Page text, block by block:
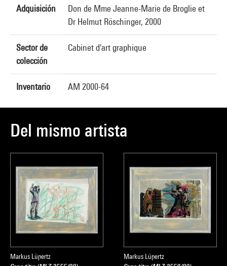
Adquisición
Don de Mme Jeanne-Marie de Broglie et
Dr Helmut Röschinger, 2000
Sector de
colección
Cabinet d'art graphique
Inventario AM 2000-64
Del mismo artista
Markus Lüpertz
Markus Lüpertz